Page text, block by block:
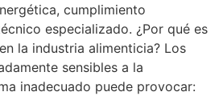
cumplimiento
especializado. ¿Por qué es
la industria alimenticia? Los
sensibles a la
inadecuado puede provocar: